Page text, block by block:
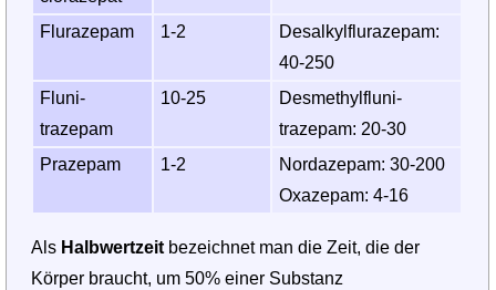
Flurazepam 1-2
Desalkyl­flurazepam:
40‑250
Fluni­
trazepam
10-25
Des­methyl­fluni­
trazepam: 20‑30
Prazepam
1-2
Nordazepam: 30‑200
Oxazepam: 4‑16
Als Halbwertzeitbezeichnet man die Zeit, die der
Körper braucht, um 50% einer Substanz